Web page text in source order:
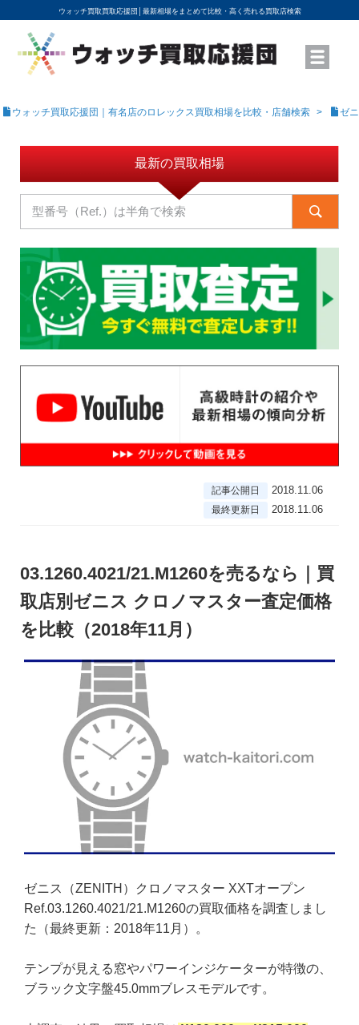
ウォッチ買取買取応援団│ 最新相場をまとめて比較・高く売れる買取店検索
YouTubeで動画を公開中
ROLEXモデル名から買取相場を調べる
高級時計ブランド名から買取相場を調べる
地域から買取店を探す
店舗名から買取店を探す
ブランド時計を高く売る方法
買取査定を依頼する
ウォッチ買取応援団｜有名店のロレックス買取相場を比較・店舗検索 ゼ
最新の買取相場
記事公開日 2018.11.06
最終更新日 2018.11.06
03.1260.4021/21.M1260を売るなら｜買
取店別ゼニス クロノマスター査定価格
を比較（2018年11月）
ゼニス（ZENITH）クロノマスター XXTオープン
Ref.03.1260.4021/21.M1260の買取価格を調査しまし
た（最終更新：2018年11月）。
テンプが見える窓やパワーインジケーターが特徴の、
ブラック文字盤45.0mmブレスモデルです。